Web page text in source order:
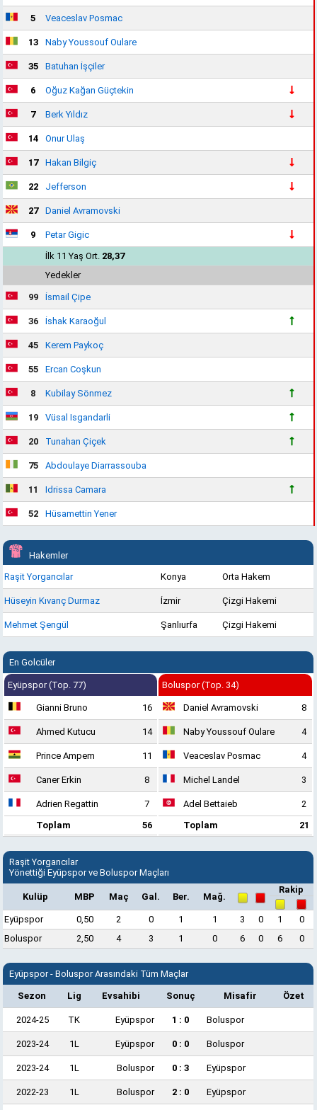
5 Veaceslav Posmac
13 Naby Youssouf Oulare
35 Batuhan İşçiler
6 Oğuz Kağan Güçtekin
7 Berk Yıldız
14 Onur Ulaş
17 Hakan Bilgiç
22 Jefferson
27 Daniel Avramovski
9
Petar Gigic
İlk 11 Yaş Ort. 28,37
Yedekler
99 İsmail Çipe
36 İshak Karaoğul
45 Kerem Paykoç
55 Ercan Coşkun
8 Kubilay Sönmez
19 Vüsal Isgandarli
20 Tunahan Çiçek
75 Abdoulaye Diarrassouba
11 Idrissa Camara
52 Hüsamettin Yener
Hakemler
Raşit Yorgancılar
Konya Orta Hakem
Hüseyin Kıvanç Durmaz İzmir Çizgi Hakemi
Mehmet Şengül Şanlıurfa Çizgi Hakemi
En Golcüler
Eyüpspor (Top. 77)
Gianni Bruno 16
Ahmed Kutucu 14
Prince Ampem 11
Caner Erkin 8
Adrien Regattin
7
Toplam
56
Boluspor (Top. 34)
Daniel Avramovski 8
Naby Youssouf Oulare 4
Veaceslav Posmac 4
Michel Landel 3
Adel Bettaieb
2
Toplam
21
Raşit Yorgancılar
Yönettiği Eyüpspor ve Boluspor Maçları
Kulüp MBP Maç Gal. Ber. Mağ.
Rakip
Eyüpspor 0,50 2 0 1 1 3 0 1
0
Boluspor
2,50 4 3 1 0 6 0 6 0
Eyüpspor - Boluspor Arasındaki Tüm Maçlar
Sezon Lig Evsahibi Sonuç Misafir Özet
2024-25 TK Eyüpspor 1 : 0 Boluspor
2023-24 1L Eyüpspor 0 : 0 Boluspor
2023-24 1L Boluspor 0 : 3 Eyüpspor
2022-23 1L Boluspor 2 : 0 Eyüpspor